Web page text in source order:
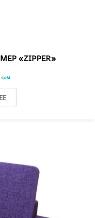
«ZIPPER»
сом